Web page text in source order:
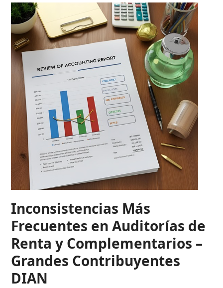
Inconsistencias Más
Frecuentes en Auditorías de
Renta y Complementarios –
Grandes Contribuyentes
DIAN